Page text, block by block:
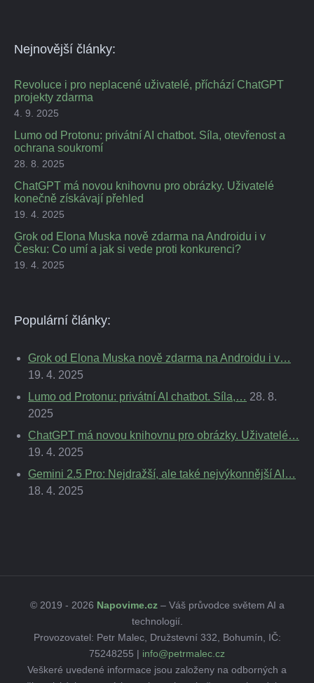
Nejnovější články:
Revoluce i pro neplacené uživatelé, příchází ChatGPT
projekty zdarma
4. 9. 2025
Lumo od Protonu: privátní AI chatbot. Síla, otevřenost a
ochrana soukromí
28. 8. 2025
ChatGPT má novou knihovnu pro obrázky. Uživatelé
konečně získávají přehled
19. 4. 2025
Grok od Elona Muska nově zdarma na Androidu i v
Česku: Co umí a jak si vede proti konkurenci?
19. 4. 2025
Populární články:
Grok od Elona Muska nově zdarma na Androidu i v…
19. 4. 2025
Lumo od Protonu: privátní AI chatbot. Síla,… 28. 8.
2025
ChatGPT má novou knihovnu pro obrázky. Uživatelé…
19. 4. 2025
Gemini 2.5 Pro: Nejdražší, ale také nejvýkonnější AI…
18. 4. 2025
© 2019 - 2026 Napovime.cz– Váš průvodce světem AI a
technologií.
Provozovatel: Petr Malec, Družstevní 332, Bohumín, IČ:
75248255 | info@petrmalec.cz
Veškeré uvedené informace jsou založeny na odborných a